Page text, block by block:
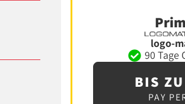
logo-
90 Tage
BIS
PAY